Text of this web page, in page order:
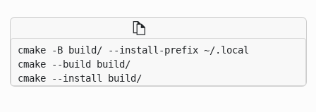
cmake --build build/
cmake --install build/